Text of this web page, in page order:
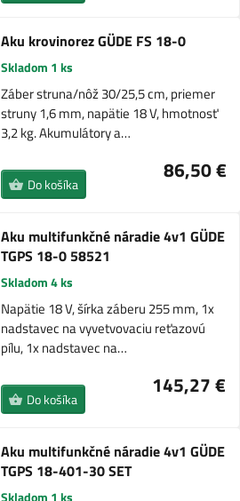
Aku krovinorez GÜDE FS 18-0
Skladom 1 ks
Záber struna/nôž 30/25,5 cm, priemer
struny 1,6 mm, napätie 18 V, hmotnosť
3,2 kg. Akumulátory a…
86,50 €
Do košíka
Aku multifunkčné náradie 4v1 GÜDE
TGPS 18-0 58521
Skladom 4 ks
Napätie 18 V, šírka záberu 255 mm, 1x
nadstavec na vyvetvovaciu reťazovú
pílu, 1x nadstavec na…
145,27 €
Do košíka
Aku multifunkčné náradie 4v1 GÜDE
TGPS 18-401-30 SET
Skladom 1 ks